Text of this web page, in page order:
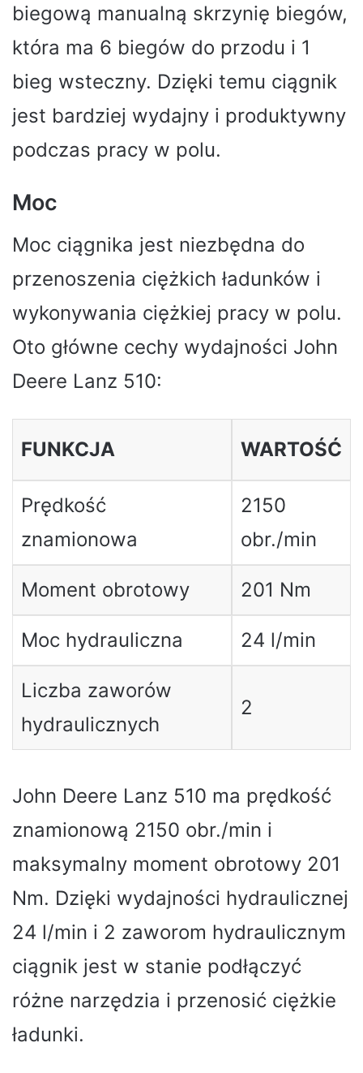
biegową manualną skrzynię biegów,
która ma 6 biegów do przodu i 1
bieg wsteczny. Dzięki temu ciągnik
jest bardziej wydajny i produktywny
podczas pracy w polu.
Moc
Moc ciągnika jest niezbędna do
przenoszenia ciężkich ładunków i
wykonywania ciężkiej pracy w polu.
Oto główne cechy wydajności John
Deere Lanz 510:
FUNKCJA WARTOŚĆ
Prędkość
znamionowa
2150
obr./min
Moment obrotowy 201 Nm
Moc hydrauliczna 24 l/min
Liczba zaworów
hydraulicznych
2
John Deere Lanz 510 ma prędkość
znamionową 2150 obr./min i
maksymalny moment obrotowy 201
Nm. Dzięki wydajności hydraulicznej
24 l/min i 2 zaworom hydraulicznym
ciągnik jest w stanie podłączyć
różne narzędzia i przenosić ciężkie
ładunki.